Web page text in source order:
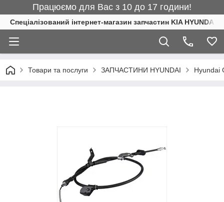
Працюємо для Вас з 10 до 17 години!
Спеціалізований інтернет-магазин запчастин KIA HYUNDAI
Товари та послуги ЗАПЧАСТИНИ HYUNDAI Hyundai